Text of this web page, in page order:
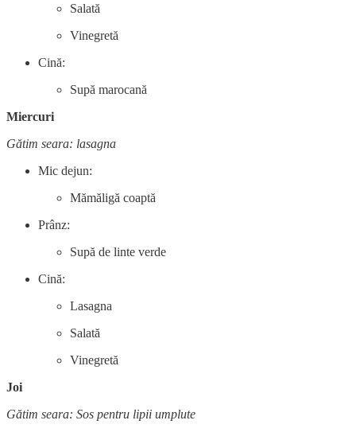
Salată
Vinegretă
Cină:
Supă marocană
Miercuri
Gătim seara: lasagna
Mic dejun:
Mămăligă coaptă
Prânz:
Supă de linte verde
Cină:
Lasagna
Salată
Vinegretă
Joi
Gătim seara: Sos pentru lipii umplute